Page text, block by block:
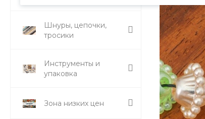
Шнуры, цепочки,
тросики
Инструменты и
упаковка
Зона низких цен